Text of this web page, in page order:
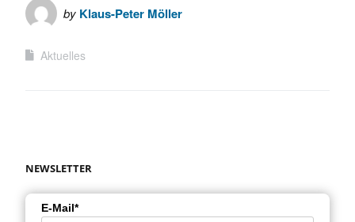
by Klaus-Peter Möller
Aktuelles
NEWSLETTER
E-Mail*